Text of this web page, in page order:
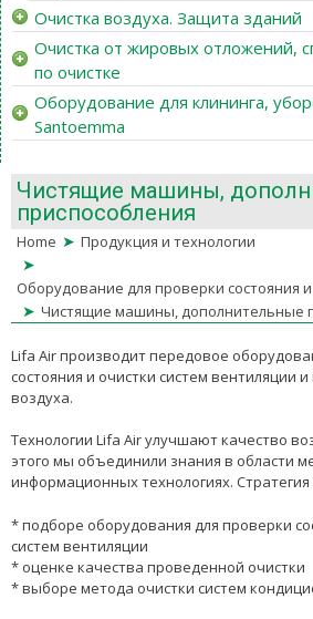
Очистка воздуха. Защита зданий
Очистка от жировых отложений,
по очистке
Оборудование для клининга,
Santoemma
Чистящие машины,
приспособления
Home ➤ Продукция и технологии
➤
Оборудование для проверки состояния
➤ Чистящие машины, дополнительные
Lifa Air производит передовое
состояния и очистки систем вентиляции
воздуха.
Технологии Lifa Air улучшают качество
этого мы объединили знания в области
информационных технологиях.
* подборе оборудования для проверки
систем вентиляции
* оценке качества проведенной очистки
* выборе метода очистки систем